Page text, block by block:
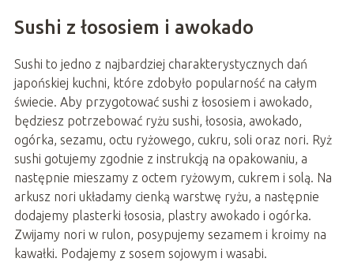
Sushi z łososiem i awokado
Sushi to jedno z najbardziej charakterystycznych dań
japońskiej kuchni, które zdobyło popularność na całym
świecie. Aby przygotować sushi z łososiem i awokado,
będziesz potrzebować ryżu sushi, łososia, awokado,
ogórka, sezamu, octu ryżowego, cukru, soli oraz nori. Ryż
sushi gotujemy zgodnie z instrukcją na opakowaniu, a
następnie mieszamy z octem ryżowym, cukrem i solą. Na
arkusz nori układamy cienką warstwę ryżu, a następnie
dodajemy plasterki łososia, plastry awokado i ogórka.
Zwijamy nori w rulon, posypujemy sezamem i kroimy na
kawałki. Podajemy z sosem sojowym i wasabi.